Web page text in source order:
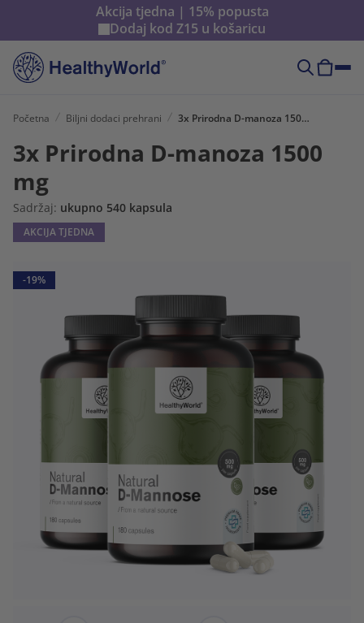
Akcija tjedna | 15% popusta
Dodaj kod Z15 u košaricu
Početna Biljni dodaci prehrani 3x Prirodna D-manoza 1500 mg
3x Prirodna D-manoza 1500
mg
Sadržaj: ukupno 540 kapsula
AKCIJA TJEDNA
-19%